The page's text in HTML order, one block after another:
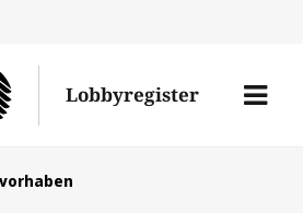
Lobbyregister
Menü